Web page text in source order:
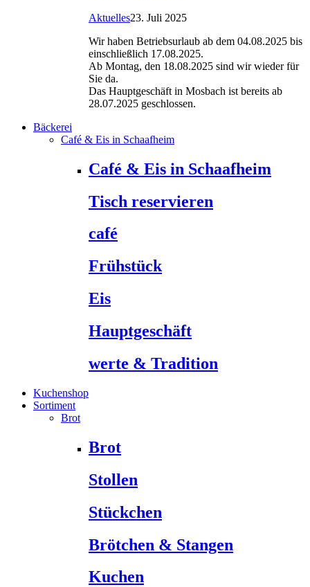
Aktuelles23. Juli 2025
Wir haben Betriebsurlaub ab dem 04.08.2025 bis
einschließlich 17.08.2025.
Ab Montag, den 18.08.2025 sind wir wieder für
Sie da.
Das Hauptgeschäft in Mosbach ist bereits ab
28.07.2025 geschlossen.
Bäckerei
Café & Eis in Schaafheim
Café & Eis in Schaafheim
Tisch reservieren
café
Frühstück
Eis
Hauptgeschäft
werte & Tradition
Kuchenshop
Sortiment
Brot
Brot
Stollen
Stückchen
Brötchen & Stangen
Kuchen